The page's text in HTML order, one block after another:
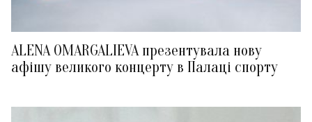
ALENA OMARGALIEVA презентувала нову
афішу великого концерту в Палаці спорту